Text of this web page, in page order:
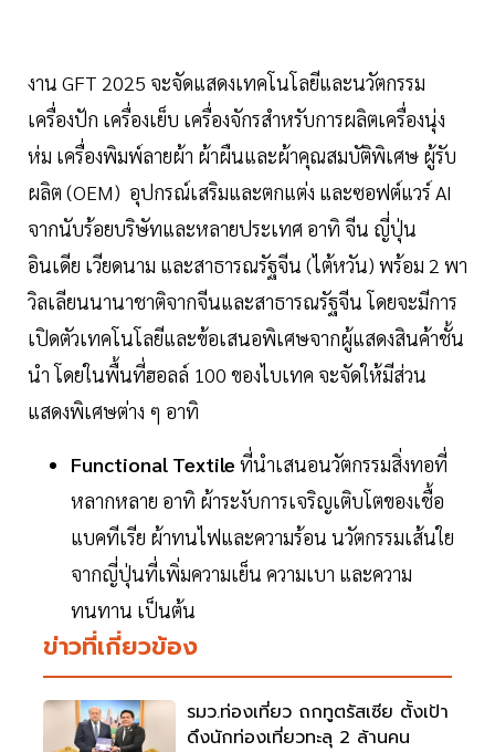
งาน GFT 2025 จะจัดแสดงเทคโนโลยีและนวัตกรรม
เครื่องปัก เครื่องเย็บ เครื่องจักรสำหรับการผลิตเครื่องนุ่ง
ห่ม เครื่องพิมพ์ลายผ้า ผ้าผืนและผ้าคุณสมบัติพิเศษ ผู้รับ
ผลิต (OEM) อุปกรณ์เสริมและตกแต่ง และซอฟต์แวร์ AI
จากนับร้อยบริษัทและหลายประเทศ อาทิ จีน ญี่ปุ่น
อินเดีย เวียดนาม และสาธารณรัฐจีน (ไต้หวัน) พร้อม 2 พา
วิลเลียนนานาชาติจากจีนและสาธารณรัฐจีน โดยจะมีการ
เปิดตัวเทคโนโลยีและข้อเสนอพิเศษจากผู้แสดงสินค้าชั้น
นำ โดยในพื้นที่ฮอลล์ 100 ของไบเทค จะจัดให้มีส่วน
แสดงพิเศษต่าง ๆ อาทิ
Functional Textile ที่นำเสนอนวัตกรรมสิ่งทอที่
หลากหลาย อาทิ ผ้าระงับการเจริญเติบโตของเชื้อ
แบคทีเรีย ผ้าทนไฟและความร้อน นวัตกรรมเส้นใย
จากญี่ปุ่นที่เพิ่มความเย็น ความเบา และความ
ทนทาน เป็นต้น
ข่าวที่เกี่ยวข้อง
รมว.ท่องเที่ยว ถกทูตรัสเซีย ตั้งเป้า
ดึงนักท่องเที่ยวทะลุ 2 ล้านคน